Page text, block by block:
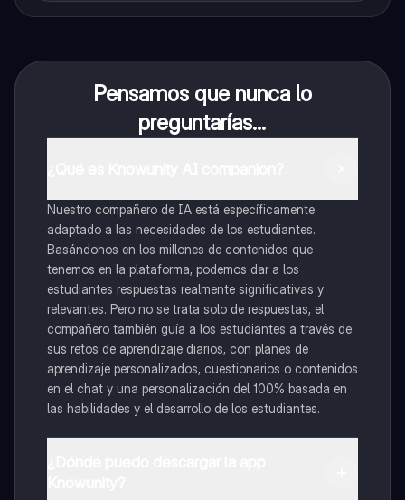
Pensamos que nunca lo
preguntarías...
Nuestro compañero de IA está específicamente
adaptado a las necesidades de los estudiantes.
Basándonos en los millones de contenidos que
tenemos en la plataforma, podemos dar a los
estudiantes respuestas realmente significativas y
relevantes. Pero no se trata solo de respuestas, el
compañero también guía a los estudiantes a través de
sus retos de aprendizaje diarios, con planes de
aprendizaje personalizados, cuestionarios o contenidos
en el chat y una personalización del 100% basada en
las habilidades y el desarrollo de los estudiantes.